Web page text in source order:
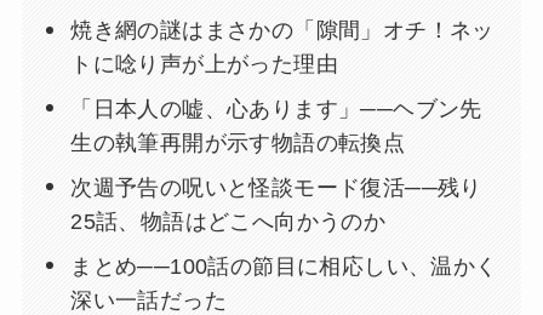
焼き網の謎はまさかの「隙間」オチ！ネッ
トに唸り声が上がった理由
「日本人の嘘、心あります」──ヘブン先
生の執筆再開が示す物語の転換点
次週予告の呪いと怪談モード復活──残り
25話、物語はどこへ向かうのか
まとめ──100話の節目に相応しい、温かく
深い一話だった